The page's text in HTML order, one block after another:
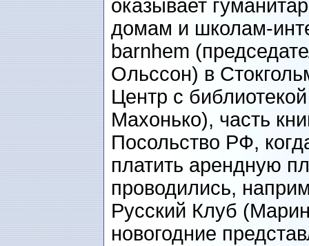
оказывает
домам и школам-
barnhem
Ольссон) в
Центр с
Махонько), часть
Посольство РФ,
платить арендную
проводились,
Русский Клуб
новогодние